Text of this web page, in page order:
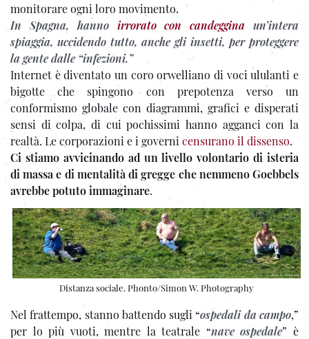
monitorare ogni loro movimento.
In Spagna, hannoirrorato con candeggina un’intera
spiaggia, uccidendo tutto, anche gli insetti, per proteggere
la gente dalle “infezioni.”
Internet è diventato un coro orwelliano di voci ululanti e
bigotte che spingono con prepotenza verso un
conformismo globale con diagrammi, grafici e disperati
sensi di colpa, di cui pochissimi hanno agganci con la
realtà. Le corporazioni e i governi censurano il dissenso.
Ci stiamo avvicinando ad un livello volontario di isteria
di massa e di mentalità di gregge che nemmeno Goebbels
avrebbe potuto immaginare.
Distanza sociale. Phonto/Simon W. Photography
Nel frattempo, stanno battendo sugli “ospedali da campo,”
per lo più vuoti, mentre la teatrale “nave ospedale” è